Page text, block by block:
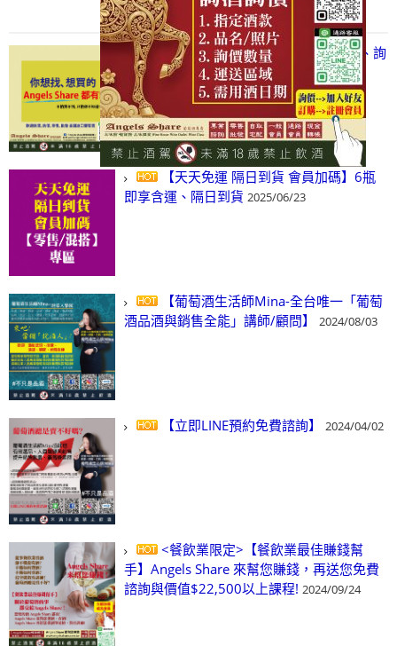
all events
【凡酒問Angels Share】線上選酒、詢
(尋)酒、詢價、零售、批發，看這裡!
2024/03/01
【天天免運 隔日到貨 會員加碼】6瓶
即享含運、隔日到貨 2025/06/23
【葡萄酒生活師Mina-全台唯一「葡萄
酒品酒與銷售全能」講師/顧問】
2024/08/03
【立即LINE預約免費諮詢】 2024/04/02
<餐飲業限定>【餐飲業最佳賺錢幫
手】Angels Share 來幫您賺錢，再送您免費
諮詢與價值$22,500以上課程! 2024/09/24